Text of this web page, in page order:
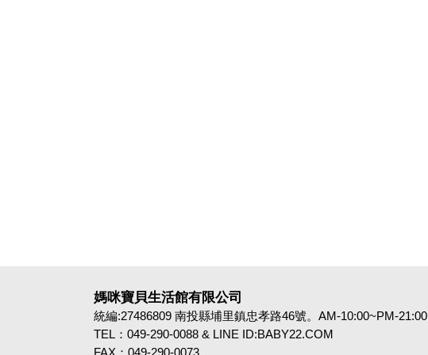
媽咪寶貝生活館有限公司
統編:27486809 南投縣埔里鎮忠孝路46號。AM-10:00~PM-21:00
TEL：049-290-0088 & LINE ID:BABY22.COM
FAX：049-290-0073